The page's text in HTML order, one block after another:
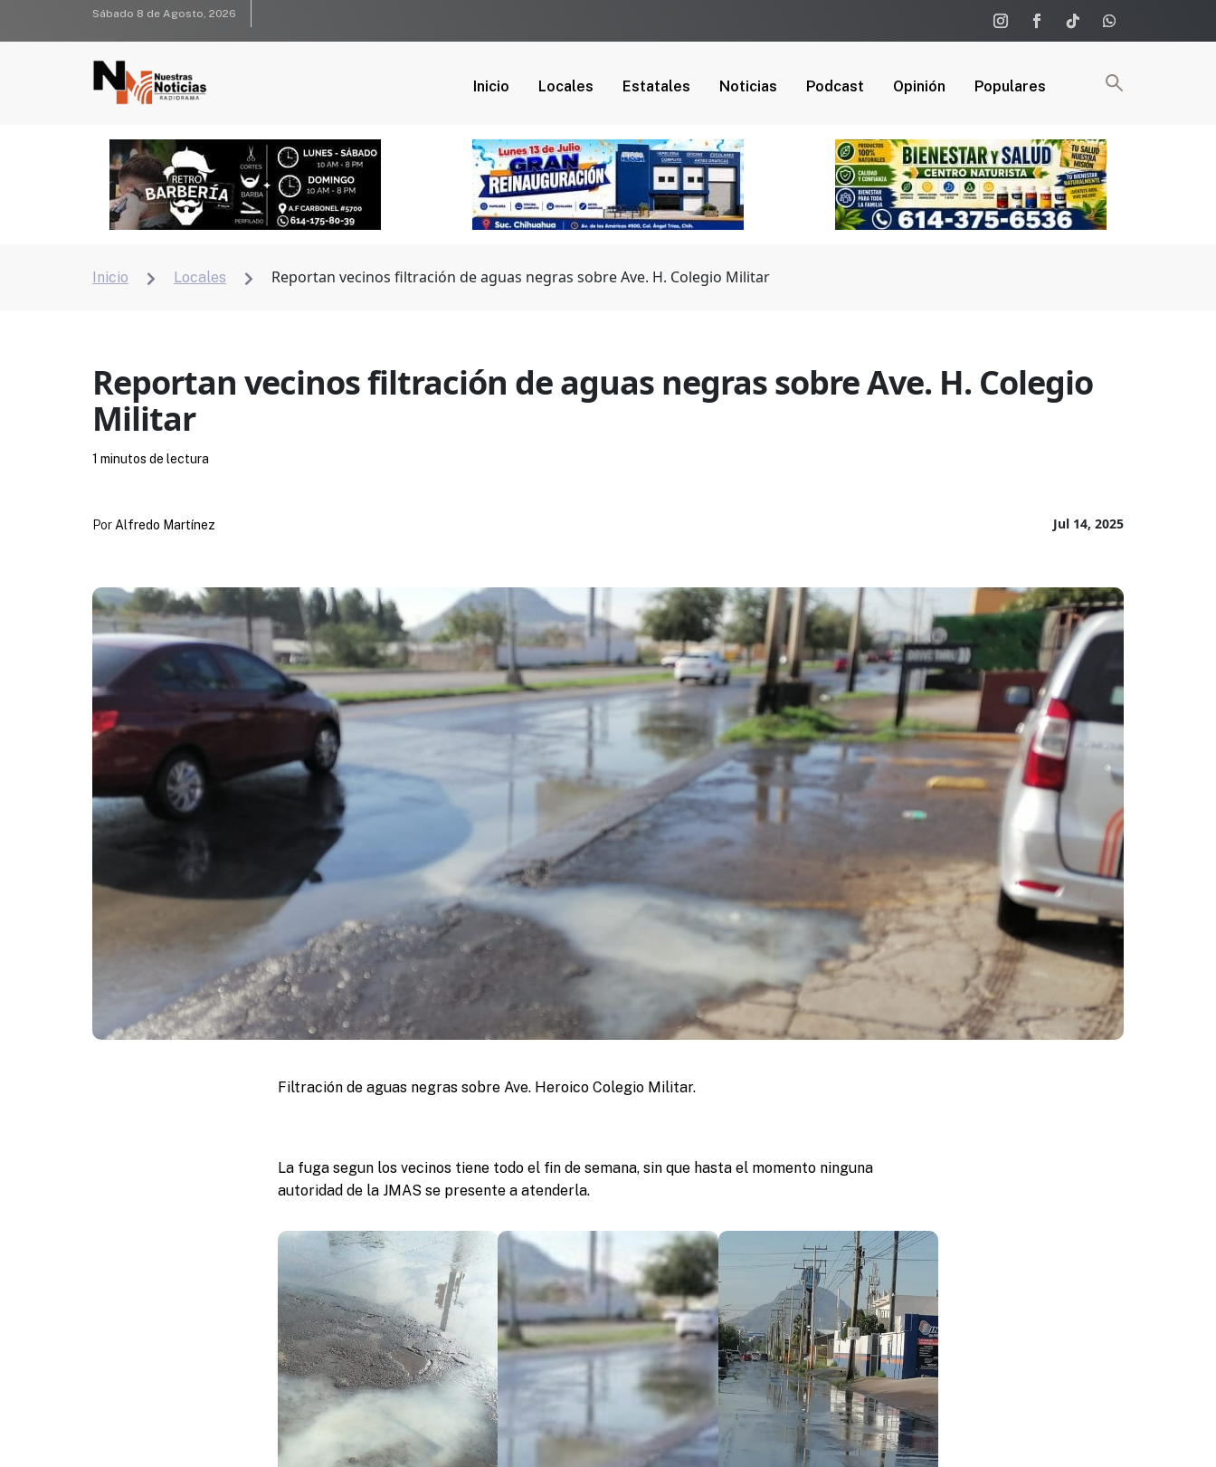
Sábado 8 de Agosto, 2026
Inicio Locales Estatales Noticias Podcast Opinión Populares
Inicio  Locales  Reportan vecinos filtración de aguas negras sobre Ave. H. Colegio Militar
Reportan vecinos filtración de aguas negras sobre Ave. H. Colegio
Militar
Jul 14, 2025
Por Alfredo Martínez
1 minutos de lectura
Filtración de aguas negras sobre Ave. Heroico Colegio Militar.
La fuga segun los vecinos tiene todo el fin de semana, sin que hasta el momento ninguna
autoridad de la JMAS se presente a atenderla.